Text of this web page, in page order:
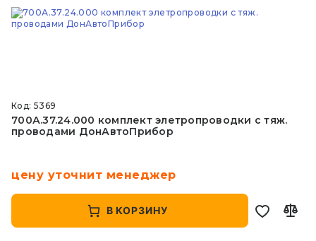
Код: 5369
700А.37.24.000 комплект элетропроводки с тяж.
проводами ДонАвтоПрибор
цену уточнит менеджер
В КОРЗИНУ